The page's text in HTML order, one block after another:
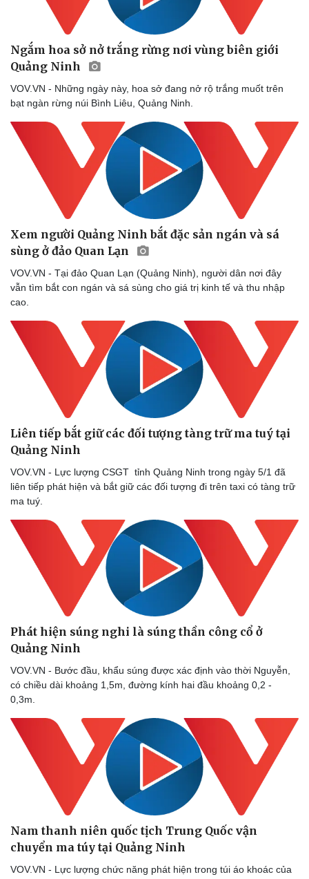
Thế giới thể thao
Tư vấn
Ngắm hoa sở nở trắng rừng nơi vùng biên giới
Quảng Ninh
VOV.VN - Những ngày này, hoa sở đang nở rộ trắng muốt trên
bạt ngàn rừng núi Bình Liêu, Quảng Ninh.
Xem người Quảng Ninh bắt đặc sản ngán và sá
sùng ở đảo Quan Lạn
VOV.VN - Tại đảo Quan Lạn (Quảng Ninh), người dân nơi đây
vẫn tìm bắt con ngán và sá sùng cho giá trị kinh tế và thu nhập
cao.
Liên tiếp bắt giữ các đối tượng tàng trữ ma tuý tại
Quảng Ninh
VOV.VN - Lực lượng CSGT tỉnh Quảng Ninh trong ngày 5/1 đã
liên tiếp phát hiện và bắt giữ các đối tượng đi trên taxi có tàng trữ
ma tuý.
Phát hiện súng nghi là súng thần công cổ ở
Quảng Ninh
VOV.VN - Bước đầu, khẩu súng được xác định vào thời Nguyễn,
có chiều dài khoảng 1,5m, đường kính hai đầu khoảng 0,2 -
0,3m.
Nam thanh niên quốc tịch Trung Quốc vận
chuyển ma túy tại Quảng Ninh
VOV.VN - Lực lượng chức năng phát hiện trong túi áo khoác của